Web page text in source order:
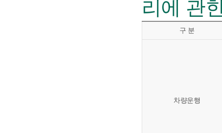
리에 관
구 분
차량운행